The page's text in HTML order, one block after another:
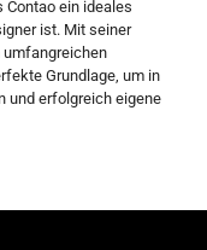
ein ideales
ist. Mit seiner
umfangreichen
Grundlage, um in
und erfolgreich eigene